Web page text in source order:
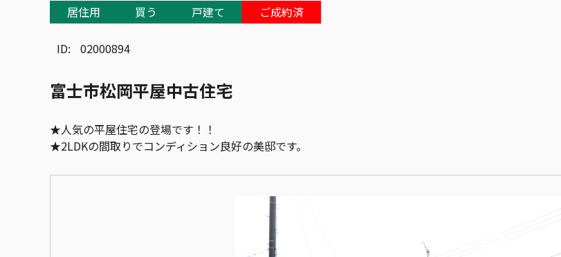
居住用 買う 戸建て ご成約済
ID: 02000894
富士市松岡平屋中古住宅
★人気の平屋住宅の登場です！！
★2LDKの間取りでコンディション良好の美邸です。